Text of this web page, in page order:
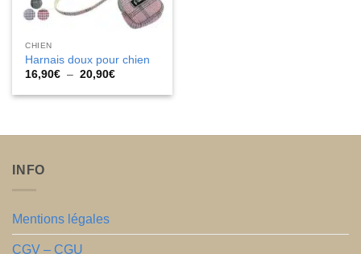
CHIEN
Harnais doux pour chien
16,90€ – 20,90€Plage
prix :
INFO
Mentions légales
CGV – CGU